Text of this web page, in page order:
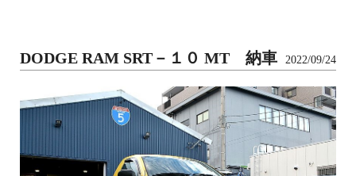
DODGE RAM SRT－１０ MT 納車 2022/09/24